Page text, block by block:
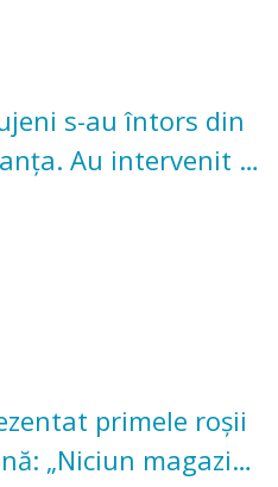
s-au întors din
Au intervenit la
și pădure
primele roșii
„Niciun magazin